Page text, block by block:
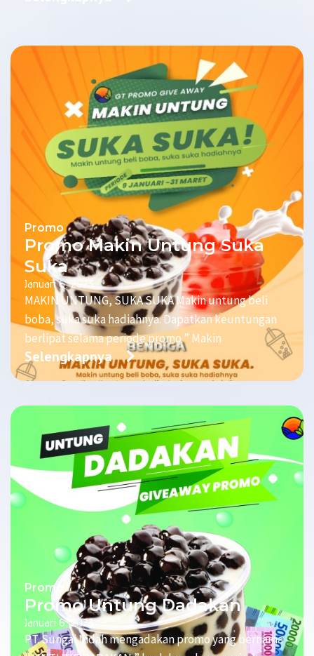
Promo
Promo Makin Untung Suka
Suka
Januari 6, 2023
MAKIN UNTUNG, SUKA SUKA Makin untung beli
boba, suka suka hadiahnya. Dapatkan keuntungan
berlipat selama periode promo ” Makin
Selengkapnya
Promo
Promo Untung Dadakan
Januari 6, 2023
PT. Sungai Indah mengadakan promo yang bernama